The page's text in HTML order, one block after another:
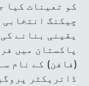
کو تعینات کیا
چیکنگ
یقینی بنانے
پاکستان میں
(فافن) کے نام
ڈائریکٹر